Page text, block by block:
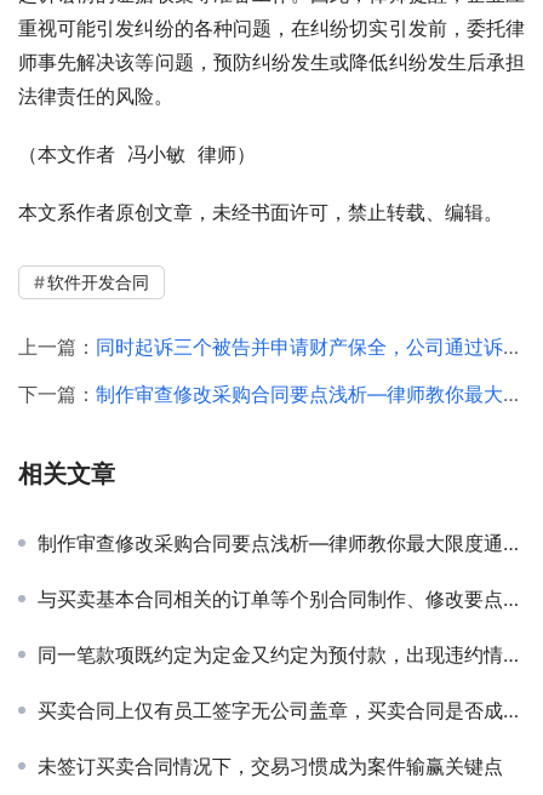
重视可能引发纠纷的各种问题，在纠纷切实引发前，委托律
师事先解决该等问题，预防纠纷发生或降低纠纷发生后承担
法律责任的风险。
（本文作者  冯小敏  律师）
本文系作者原创文章，未经书面许可，禁止转载、编辑。
软件开发合同
上一篇： 同时起诉三个被告并申请财产保全，公司通过诉讼成功要回被拖欠的货款
下一篇： 制作审查修改采购合同要点浅析—律师教你最大限度通过合同条款规避法律风险
相关文章
制作审查修改采购合同要点浅析—律师教你最大限度通过合同条款规避法律风险
与买卖基本合同相关的订单等个别合同制作、修改要点解析
同一笔款项既约定为定金又约定为预付款，出现违约情形时会适用定金罚则吗？
买卖合同上仅有员工签字无公司盖章，买卖合同是否成立、生效？
未签订买卖合同情况下，交易习惯成为案件输赢关键点